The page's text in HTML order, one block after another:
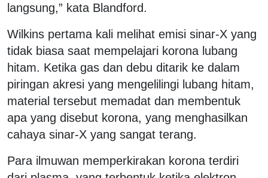
langsung,” kata Blandford.
Wilkins pertama kali melihat emisi sinar-X yang
tidak biasa saat mempelajari korona lubang
hitam. Ketika gas dan debu ditarik ke dalam
piringan akresi yang mengelilingi lubang hitam,
material tersebut memadat dan membentuk
apa yang disebut korona, yang menghasilkan
cahaya sinar-X yang sangat terang.
Para ilmuwan memperkirakan korona terdiri